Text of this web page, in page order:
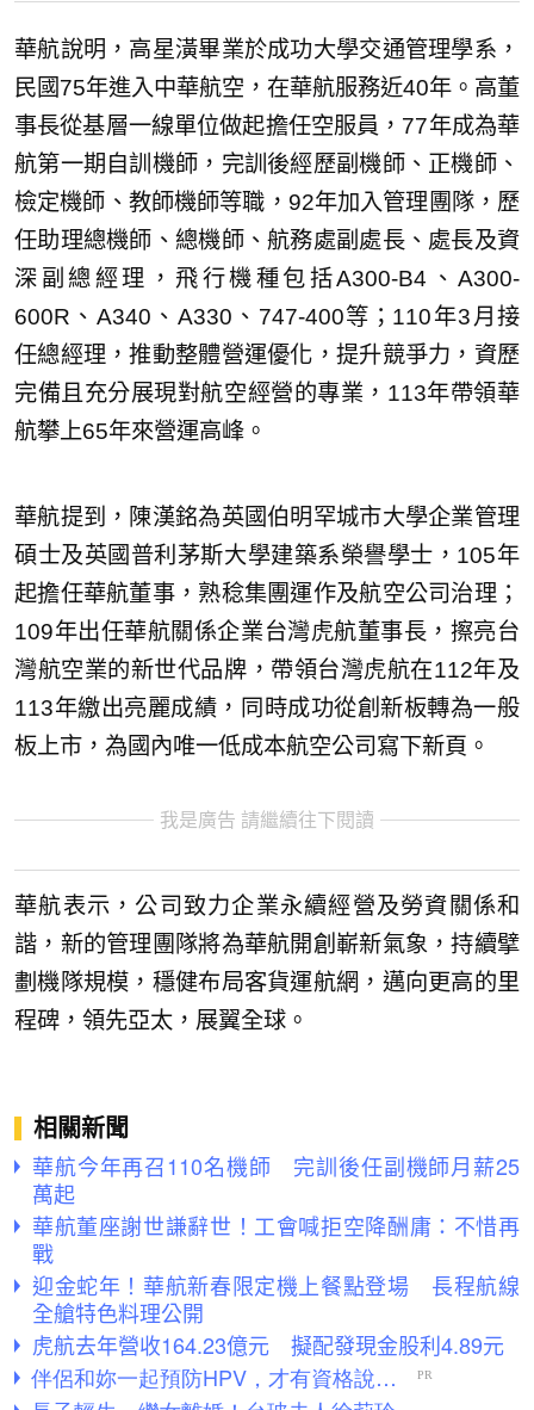
華航說明，高星潢畢業於成功大學交通管理學系，
民國75年進入中華航空，在華航服務近40年。高董
事長從基層一線單位做起擔任空服員，77年成為華
航第一期自訓機師，完訓後經歷副機師、正機師、
檢定機師、教師機師等職，92年加入管理團隊，歷
任助理總機師、總機師、航務處副處長、處長及資
深副總經理，飛行機種包括A300-B4、A300-
600R、A340、A330、747-400等；110年3月接
任總經理，推動整體營運優化，提升競爭力，資歷
完備且充分展現對航空經營的專業，113年帶領華
航攀上65年來營運高峰。
華航提到，陳漢銘為英國伯明罕城市大學企業管理
碩士及英國普利茅斯大學建築系榮譽學士，105年
起擔任華航董事，熟稔集團運作及航空公司治理；
109年出任華航關係企業台灣虎航董事長，擦亮台
灣航空業的新世代品牌，帶領台灣虎航在112年及
113年繳出亮麗成績，同時成功從創新板轉為一般
板上市，為國內唯一低成本航空公司寫下新頁。
我是廣告 請繼續往下閱讀
華航表示，公司致力企業永續經營及勞資關係和
諧，新的管理團隊將為華航開創嶄新氣象，持續擘
劃機隊規模，穩健布局客貨運航網，邁向更高的里
程碑，領先亞太，展翼全球。
相關新聞
華航今年再召110名機師 完訓後任副機師月薪25
萬起
華航董座謝世謙辭世！工會喊拒空降酬庸：不惜再
戰
迎金蛇年！華航新春限定機上餐點登場 長程航線
全艙特色料理公開
虎航去年營收164.23億元 擬配發現金股利4.89元